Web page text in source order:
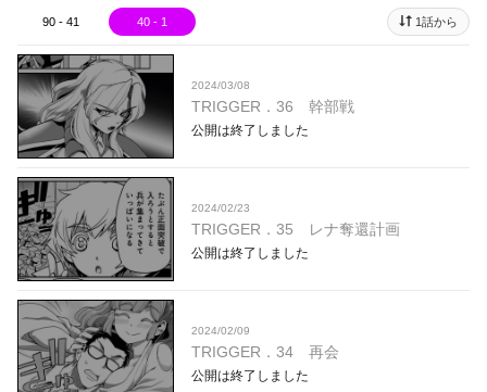
90 - 41 40 - 1 1話から
2024/03/08
TRIGGER．36 幹部戦
公開は終了しました
2024/02/23
TRIGGER．35 レナ奪還計画
公開は終了しました
2024/02/09
TRIGGER．34 再会
公開は終了しました